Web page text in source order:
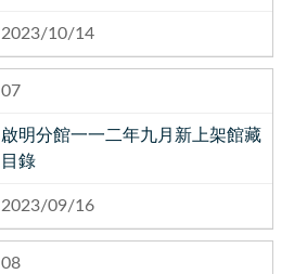
2023/10/14
07
啟明分館一一二年九月新上架館藏
目錄
2023/09/16
08